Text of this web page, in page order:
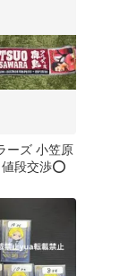
ーズ 小笠原
段交渉⭕️